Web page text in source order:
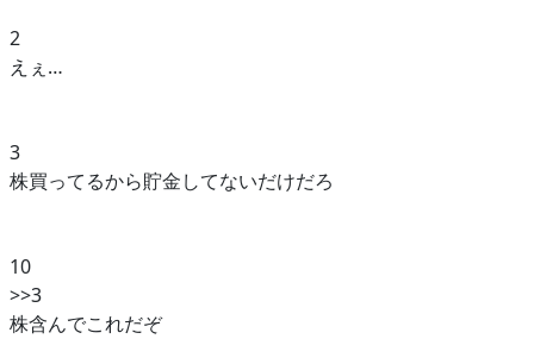
2
えぇ…
3
株買ってるから貯金してないだけだろ
10
>>3
株含んでこれだぞ